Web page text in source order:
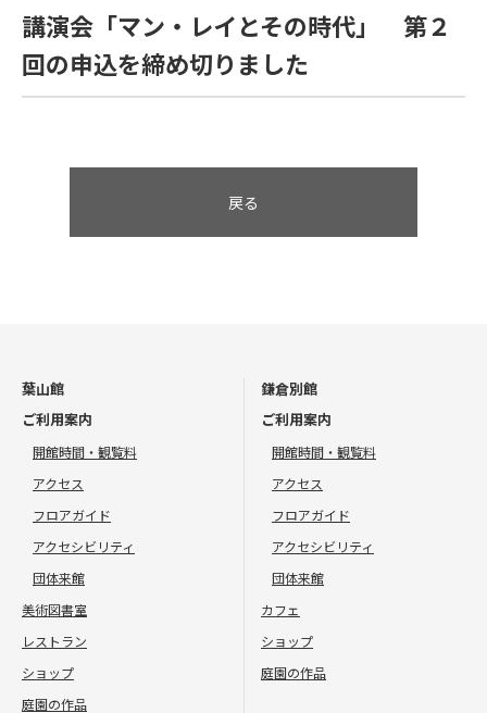
講演会「マン・レイとその時代」 第２
回の申込を締め切りました
戻る
葉山館
ご利用案内
開館時間・観覧料
アクセス
フロアガイド
アクセシビリティ
団体来館
美術図書室
レストラン
ショップ
庭園の作品
鎌倉別館
ご利用案内
開館時間・観覧料
アクセス
フロアガイド
アクセシビリティ
団体来館
カフェ
ショップ
庭園の作品